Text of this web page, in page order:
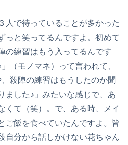
人で待っていることが多かった
っと笑ってるんですよ。初めて
の練習はもう入ってるんです
（モノマネ）って言われて、
、殺陣の練習はもうしたのか聞
ました♪」みたいな感じで、あ
くて（笑）。で、ある時、メイ
ご飯を食べていたんですよ。皆
自分から話しかけない花ちゃん